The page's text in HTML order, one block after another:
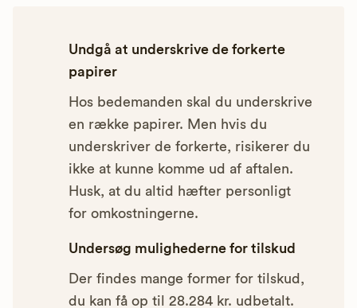
Undgå at underskrive de forkerte
papirer
Hos bedemanden skal du underskrive
en række papirer. Men hvis du
underskriver de forkerte, risikerer du
ikke at kunne komme ud af aftalen.
Husk, at du altid hæfter personligt
for omkostningerne.
Undersøg mulighederne for tilskud
Der findes mange former for tilskud,
du kan få op til 28.284 kr. udbetalt.